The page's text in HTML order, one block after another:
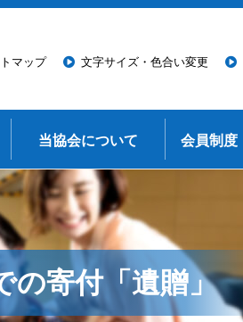
マップ 文字サイズ・色合い変更
当協会について 会員制度
の寄付「遺贈」